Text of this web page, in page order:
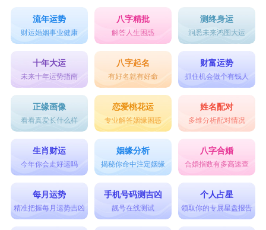
流年运势
财运婚姻事业健康
八字精批
解答人生困惑
测终身运
洞悉未来鸿图大运
十年大运
未来十年运势指南
八字起名
有好名就有好命
财富运势
抓住机会做个有钱人
正缘画像
看看真爱长什么样
恋爱桃花运
专业解答姻缘困惑
姓名配对
多维分析配对情况
生肖财运
今年你会走好运吗
姻缘分析
揭秘你命中注定姻缘
八字合婚
合婚指数有多高速查
每月运势
精准把握每月运势吉凶
手机号码测吉凶
靓号在线测试
个人占星
领取你的专属星盘报告